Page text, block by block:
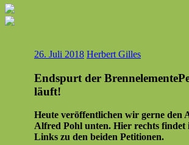
26. Juli 2018 Herbert Gilles
Endspurt der
läuft!
Heute veröf­fentlichen wir gerne den
Alfred Pohl unten. Hier rechts find­et
Links zu den bei­den Petitionen.